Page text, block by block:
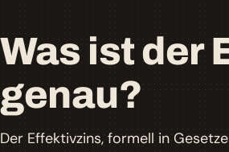
Was ist der
genau?
Der Effektivzins, formell in